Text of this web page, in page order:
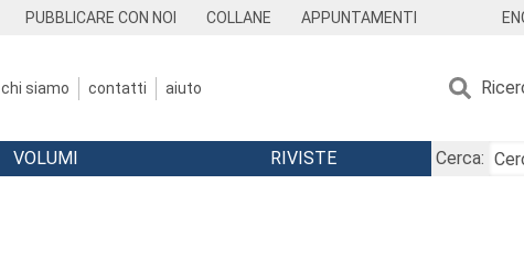
PUBBLICARE CON NOI COLLANE APPUNTAMENTI
chi siamo contatti aiuto
VOLUMI RIVISTE
Cerca: